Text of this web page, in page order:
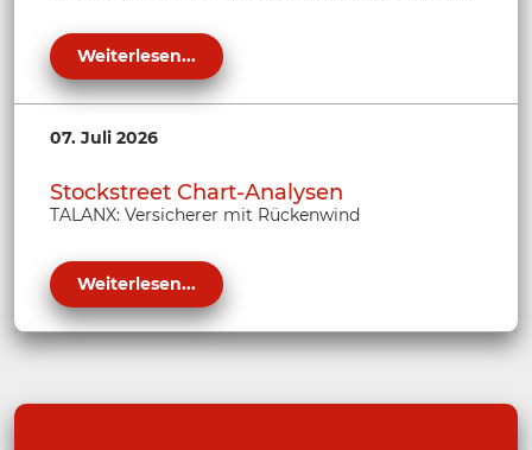
Weiterlesen...
07. Juli 2026
Stockstreet Chart-Analysen
TALANX: Versicherer mit Rückenwind
Weiterlesen...